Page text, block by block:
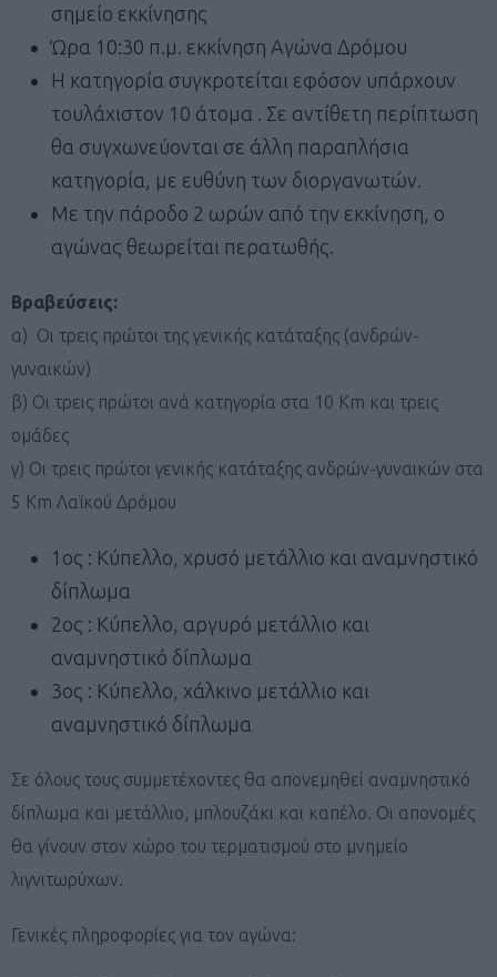
σημείο εκκίνησης
Ώρα 10:30 π.μ. εκκίνηση Αγώνα Δρόμου
Η κατηγορία συγκροτείται εφόσον υπάρχουν
τουλάχιστον 10 άτομα . Σε αντίθετη περίπτωση
θα συγχωνεύονται σε άλλη παραπλήσια
κατηγορία, με ευθύνη των διοργανωτών.
Με την πάροδο 2 ωρών από την εκκίνηση, ο
αγώνας θεωρείται περατωθής.
Βραβεύσεις:
α) Οι τρεις πρώτοι της γενικής κατάταξης (ανδρών-
γυναικών)
β) Οι τρεις πρώτοι ανά κατηγορία στα 10 Km και τρεις
ομάδες
γ) Οι τρεις πρώτοι γενικής κατάταξης ανδρών-γυναικών στα
5 Km Λαϊκού Δρόμου
1ος : Κύπελλο, χρυσό μετάλλιο και αναμνηστικό
δίπλωμα
2ος : Κύπελλο, αργυρό μετάλλιο και
αναμνηστικό δίπλωμα
3ος : Κύπελλο, χάλκινο μετάλλιο και
αναμνηστικό δίπλωμα
Σε όλους τους συμμετέχοντες θα απονεμηθεί αναμνηστικό
δίπλωμα και μετάλλιο, μπλουζάκι και καπέλο. Οι απονομές
θα γίνουν στον χώρο του τερματισμού στο μνημείο
λιγνιτωρύχων.
Γενικές πληροφορίες για τον αγώνα: